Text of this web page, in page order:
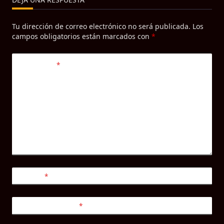
Tu dirección de correo electrónico no será publicada. Los
campos obligatorios están marcados con *
*
*
*